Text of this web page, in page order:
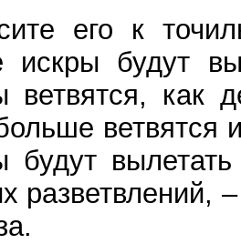
его к
искры будут
ветвятся, как
ветвятся
будут
разветвлений,